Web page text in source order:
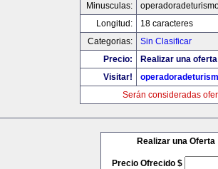
Minusculas:
Longitud:
18 caracteres
Categorias:
Sin Clasificar
Precio:
Realizar una
Visitar!
Serán consideradas
Realizar una Oferta
Precio Ofrecido $